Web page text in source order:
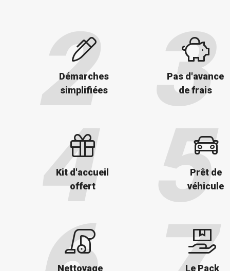
Démarches
simplifiées
Pas d'avance
de frais
Kit d'accueil
offert
Prêt de
véhicule
Nettoyage
Le Pack